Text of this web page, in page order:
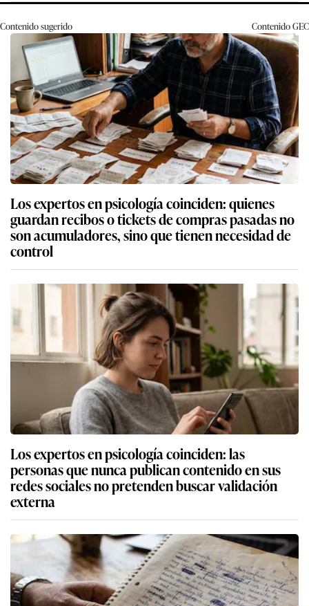
Contenido sugerido ContenidoGEC
Los expertos en psicología coinciden: quienes
guardan recibos o tickets de compras pasadas no
son acumuladores, sino que tienen necesidad de
control
Los expertos en psicología coinciden: las
personas que nunca publican contenido en sus
redes sociales no pretenden buscar validación
externa